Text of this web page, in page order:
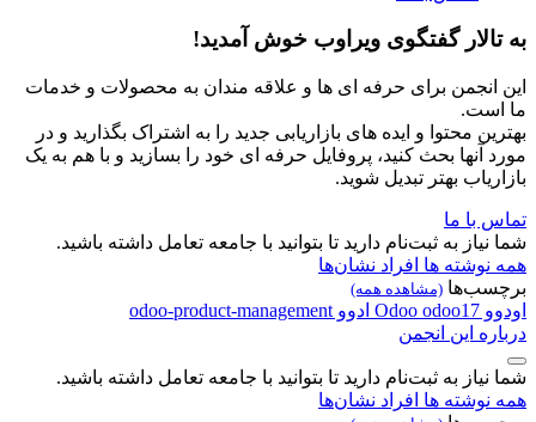
به تالار گفتگوی ویراوب خوش آمدید!
این انجمن برای حرفه ای ها و علاقه مندان به محصولات و خدمات
ما است.
بهترین محتوا و ایده های بازاریابی جدید را به اشتراک بگذارید و در
مورد آنها بحث کنید، پروفایل حرفه ای خود را بسازید و با هم به یک
بازاریاب بهتر تبدیل شوید.
تماس با ما
شما نیاز به ثبت‌نام دارید تا بتوانید با جامعه تعامل داشته باشید.
همه نوشته ها افراد نشان‌ها
برچسب‌ها (مشاهده همه)
اودوو Odoo odoo17 ادوو odoo-product-management
درباره این انجمن
شما نیاز به ثبت‌نام دارید تا بتوانید با جامعه تعامل داشته باشید.
همه نوشته ها افراد نشان‌ها